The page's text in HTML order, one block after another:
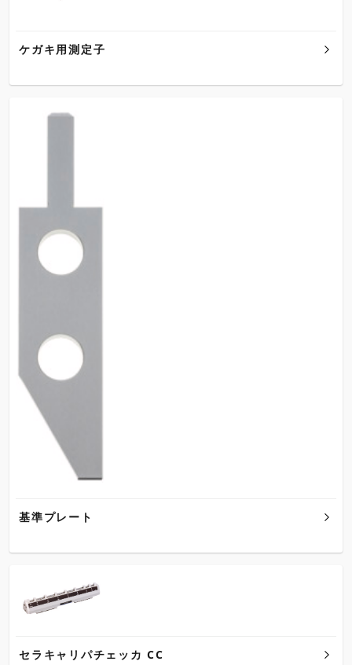
ケガキ用測定子
基準プレート
セラキャリパチェッカ CC